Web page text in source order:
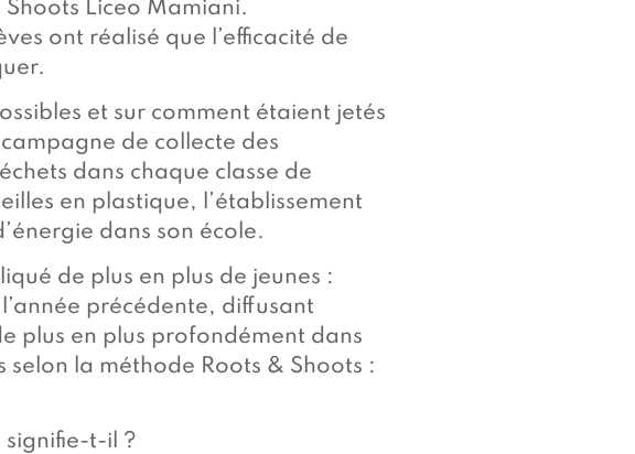
Liceo Mamiani.
ont réalisé que l’efficacité de
et sur comment étaient jetés
de collecte des
dans chaque classe de
en plastique, l’établissement
dans son école.
de plus en plus de jeunes :
précédente, diffusant
plus en plus profondément dans
la méthode Roots & Shoots :
signifie-t-il ?